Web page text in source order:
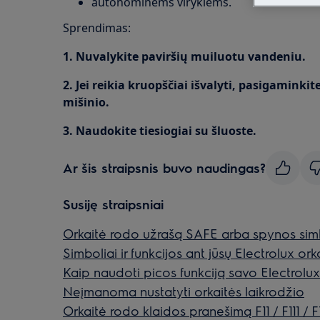
Sprendimas:
1. Nuvalykite paviršių muiluotu vandeniu.
2. Jei reikia kruopščiai išvalyti,
mišinio.
3. Naudokite tiesiogiai su šluoste.
Ar šis straipsnis buvo naudingas?
Susiję straipsniai
Orkaitė rodo užrašą SAFE arba spynos
Simboliai ir funkcijos ant jūsų Electrolux
Kaip naudoti picos funkciją savo
Neįmanoma nustatyti orkaitės laikrodžio
Orkaitė rodo klaidos pranešimą F11 / F111 /